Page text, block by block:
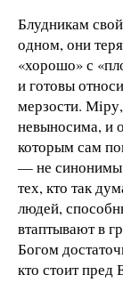
Блудникам
одном, они
«хорошо» с
и готовы
мерзости.
невыносима, и
которым сам
— не синонимы.
тех, кто так
людей,
втаптывают в
Богом
кто стоит пред